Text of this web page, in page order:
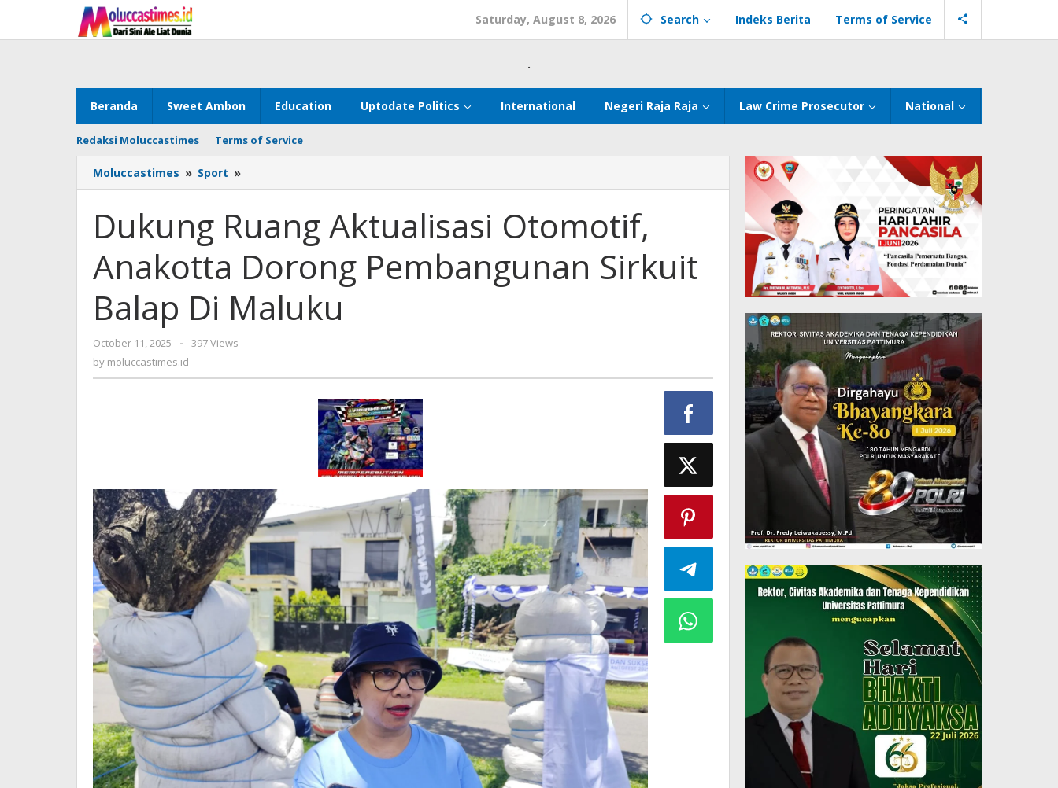
content
Saturday, August 8, 2026 Search Indeks Berita Terms of Service
.
Beranda Sweet Ambon Education Uptodate Politics International Negeri Raja Raja Law Crime Prosecutor National
Redaksi Moluccastimes Terms of Service
Moluccastimes » Sport »
Ruang
Otomotif,
Anakotta
Dorong
Pembangunan
Balap
Di
Dukung Ruang Aktualisasi Otomotif,
Anakotta Dorong Pembangunan Sirkuit
Balap Di Maluku
October 11, 2025
by
moluccastimes.id
-
397 Views
by moluccastimes.id